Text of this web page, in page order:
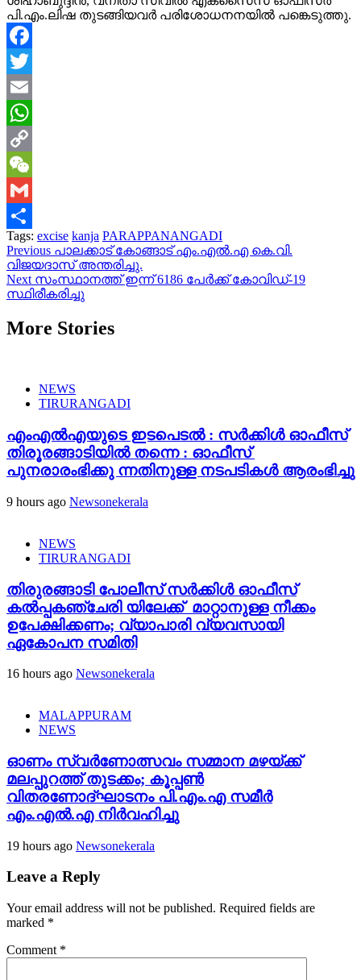
പി.എം.ലിഷ തുടങ്ങിയവർ പരിശോധനനയിൽ പങ്കെടുത്തു.
Facebook
Twitter
Email
WhatsApp
Copy
Link
WeChat
Gmail
Share
Tags: excise kanja PARAPPANANGADI
Continue
Reading
Previous പാലക്കാട് കോങ്ങാട് എം.എല്‍.എ കെ.വി.
വിജയദാസ് അന്തരിച്ചു.
Next സംസ്ഥാനത്ത് ഇന്ന് 6186 പേര്‍ക്ക് കോവിഡ്-19
സ്ഥിരീകരിച്ചു
More Stories
NEWS
TIRURANGADI
എംഎൽഎയുടെ ഇടപെടൽ : സര്‍ക്കിള്‍ ഓഫീസ്
തിരൂരങ്ങാടിയിൽ തന്നെ : ഓഫീസ്
പുനരാരംഭിക്കു ന്നതിനുള്ള നടപടികൾ ആരംഭിച്ചു
9 hours ago Newsonekerala
NEWS
TIRURANGADI
തിരുരങ്ങാടി പോലീസ് സർക്കിൾ ഓഫീസ്
കൽപ്പകഞ്ചേരി യിലേക്ക് മാറ്റാനുള്ള നീക്കം
ഉപേക്ഷിക്കണം; വ്യാപാരി വ്യവസായി
ഏകോപന സമിതി
16 hours ago Newsonekerala
MALAPPURAM
NEWS
ഓണം സ്വർണോത്സവം സമ്മാന മഴയ്ക്ക്
മലപ്പുറത്ത് തുടക്കം; കൂപ്പൺ
വിതരണോദ്ഘാടനം പി.എം.എ സമീർ
എം.എൽ.എ നിർവഹിച്ചു
19 hours ago Newsonekerala
Leave a Reply
Your email address will not be published. Required fields are
marked *
Comment *